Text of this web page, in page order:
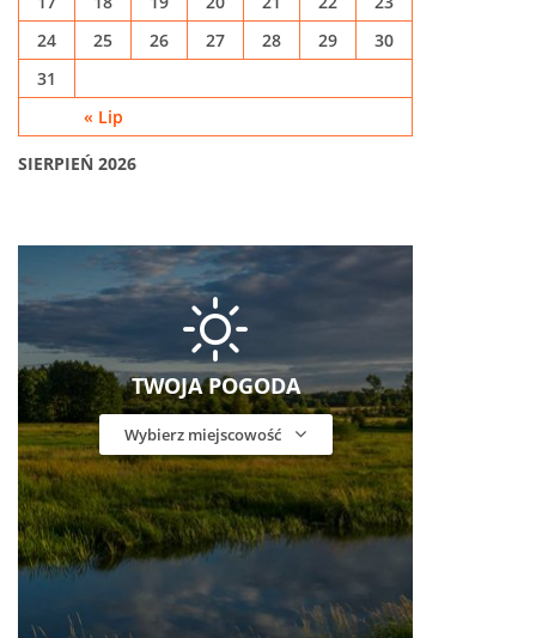
SIERPIEŃ 2026
« Lip
24
25 26 27 28 29
30
31
TWOJA POGODA
Wybierz miejscowość